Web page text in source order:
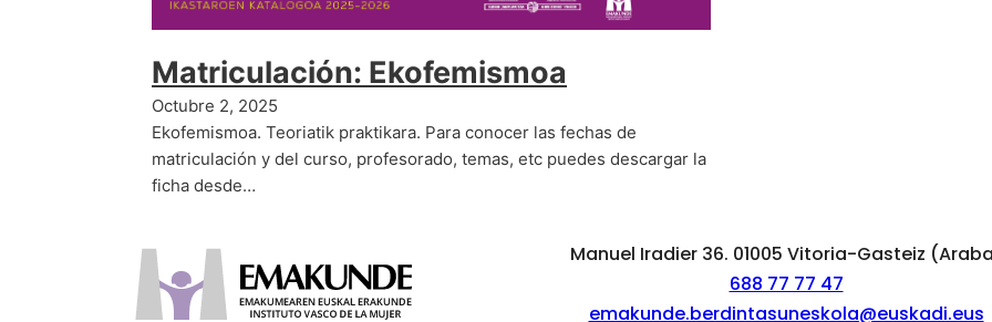
Matriculación: Ekofemismoa
Octubre 2, 2025
Ekofemismoa. Teoriatik praktikara. Para conocer las fechas de
matriculación y del curso, profesorado, temas, etc puedes descargar la
ficha desde…
Manuel Iradier 36. 01005 Vitoria-Gasteiz
688 77 77 47
emakunde.berdintasuneskola@euskadi.eus